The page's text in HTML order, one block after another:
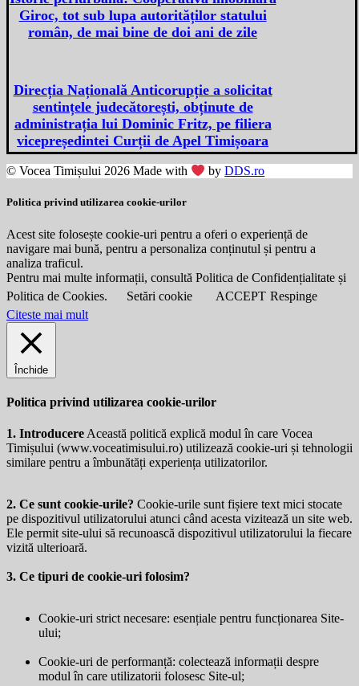
Giroc, tot sub lupa autorităților statului
român, de mai bine de doi ani de zile
Direcția Națională Anticorupție a solicitat
sentințele judecătorești, obținute de
administrația lui Dominic Fritz, pe filiera
vicepreședintei Curții de Apel Timișoara
© Vocea Timișului 2026 Made with byDDS.ro
Politica privind utilizarea cookie-urilor
Acest site folosește cookie-uri pentru a oferi o experiență de
navigare mai bună, pentru a personaliza conținutul și pentru a
analiza traficul.
Pentru mai multe informații, consultă Politica de Confidențialitate și
Politica de Cookies.
Setări cookie ACCEPT Respinge
Citeste mai mult
Închide
Politica privind utilizarea cookie-urilor
1. Introducere Această politică explică modul în care Vocea
Timișului (www.voceatimisului.ro) utilizează cookie-uri și tehnologii
similare pentru a îmbunătăți experiența utilizatorilor.
2. Ce sunt cookie-urile? Cookie-urile sunt fișiere text mici stocate
pe dispozitivul utilizatorului atunci când acesta vizitează un site web.
Ele permit site-ului să recunoască dispozitivul utilizatorului la fiecare
vizită ulterioară.
3. Ce tipuri de cookie-uri folosim?
Cookie-uri strict necesare: esențiale pentru funcționarea Site-
ului;
Cookie-uri de performanță: colectează informații despre
modul în care utilizatorii folosesc Site-ul;